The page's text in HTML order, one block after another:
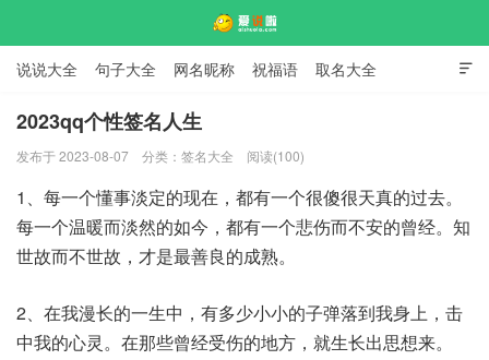

说说大全 句子大全 网名昵称 祝福语 取名大全
标语口号 签名大全
2023qq个性签名人生
发布于 2023-08-07 分类： 签名大全 阅读(100)
1、每一个懂事淡定的现在，都有一个很傻很天真的过去。
每一个温暖而淡然的如今，都有一个悲伤而不安的曾经。知
世故而不世故，才是最善良的成熟。
2、在我漫长的一生中，有多少小小的子弹落到我身上，击
中我的心灵。在那些曾经受伤的地方，就生长出思想来。